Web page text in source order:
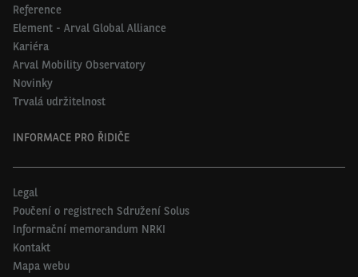
Reference
Element - Arval Global Alliance
Kariéra
Arval Mobility Observatory
Novinky
Trvalá udržitelnost
INFORMACE PRO ŘIDIČE
Legal
Poučení o registrech Sdružení Solus
Informační memorandum NRKI
Kontakt
Mapa webu